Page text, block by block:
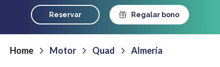
Reservar Regalar bono
Home Motor Quad Almería